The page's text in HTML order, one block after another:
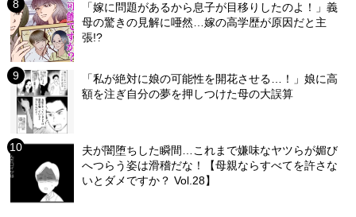
「嫁に問題があるから息子が目移りしたのよ！」義
母の驚きの見解に唖然…嫁の高学歴が原因だと主
張!?
「私が絶対に娘の可能性を開花させる…！」娘に高
額を注ぎ自分の夢を押しつけた母の大誤算
夫が闇堕ちした瞬間…これまで嫌味なヤツらが媚び
へつらう姿は滑稽だな！【母親ならすべてを許さな
いとダメですか？ Vol.28】